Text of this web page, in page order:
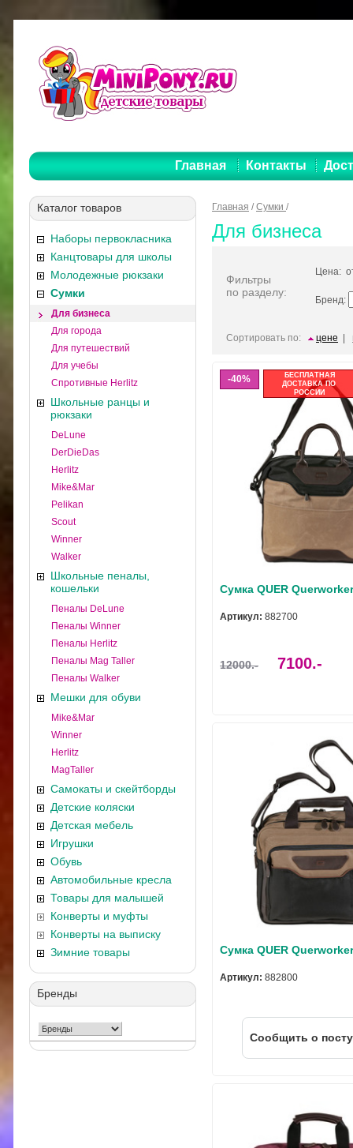
Главная Контакты
Каталог товаров
Наборы первокласника
Канцтовары для школы
Молодежные рюкзаки
Сумки
Для бизнеса
Для города
Для путешествий
Для учебы
Спротивные Herlitz
Школьные ранцы и
рюкзаки
DeLune
DerDieDas
Herlitz
Mike&Mar
Pelikan
Scout
Winner
Walker
Школьные пеналы,
кошельки
Пеналы DeLune
Пеналы Winner
Пеналы Herlitz
Пеналы Mag Taller
Пеналы Walker
Мешки для обуви
Mike&Mar
Winner
Herlitz
MagTaller
Самокаты и скейтборды
Детские коляски
Детская мебель
Игрушки
Обувь
Автомобильные кресла
Товары для малышей
Конверты и муфты
Конверты на выписку
Зимние товары
Бренды
Главная /Сумки /
Для бизнеса
Фильтры
по разделу:
Цена:
Бренд:
Сортировать по: цене
40%
БЕСПЛАТНАЯ
ДОСТАВКА ПО
РОССИИ
Сумка QUER
Артикул: 882700
12000.- 7100.-
Сумка QUER
Артикул: 882800
Cообщить о